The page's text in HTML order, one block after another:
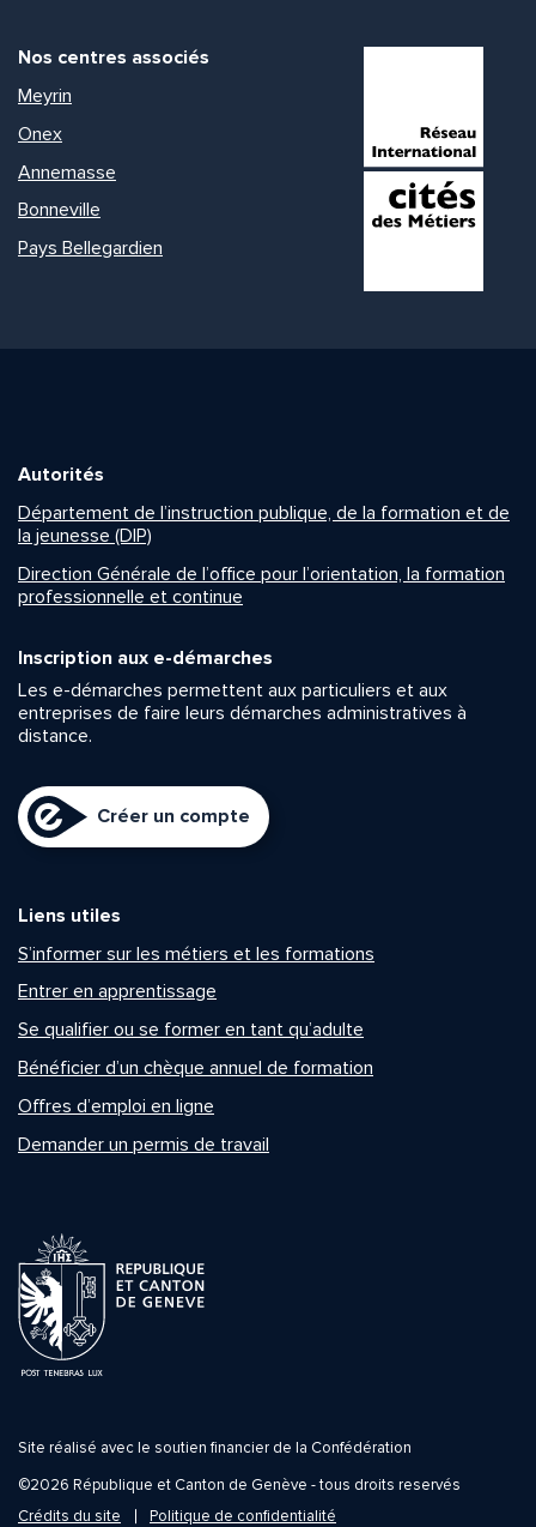
Nos centres associés
Meyrin
Onex
Annemasse
Bonneville
Pays Bellegardien
Autorités
Département de l’instruction publique, de la formation et de
la jeunesse (DIP)
Direction Générale de l’office pour l’orientation, la formation
professionnelle et continue
Inscription aux e-démarches
Les e-démarches permettent aux particuliers et aux
entreprises de faire leurs démarches administratives à
distance.
Créer un compte
Liens utiles
S’informer sur les métiers et les formations
Entrer en apprentissage
Se qualifier ou se former en tant qu’adulte
Bénéficier d’un chèque annuel de formation
Offres d’emploi en ligne
Demander un permis de travail
Site réalisé avec le soutien financier de la Confédération
©2026 République et Canton de Genève - tous droits reservés
Crédits du site
Politique de confidentialité